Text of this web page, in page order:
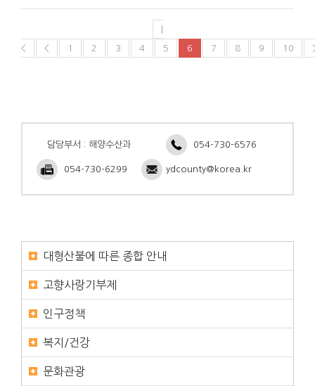
< < 1 2 3 4 5 6 7 8 9 10
담당부서 : 해양수산과 054-730-6576
054-730-6299 ydcounty@korea.kr
대형산불에 따른 종합 안내
고향사랑기부제
인구정책
복지/건강
문화관광